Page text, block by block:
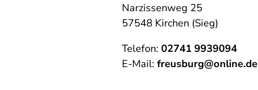
Narzissenweg 25
57548 Kirchen (Sieg)
Telefon: 02741 9939094
E-Mail: freusburg@online.de